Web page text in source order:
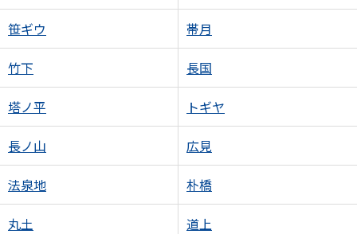
笹ギウ 帯月
竹下 長国
塔ノ平 トギヤ
長ノ山 広見
法泉地 朴橋
丸土 道上